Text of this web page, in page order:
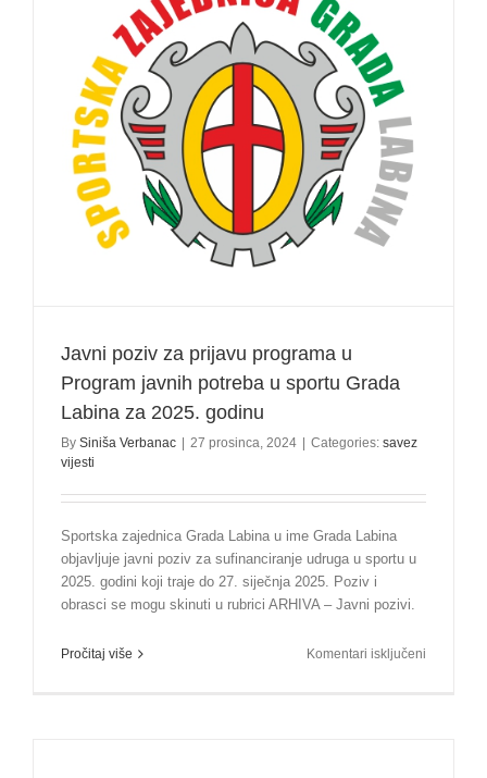
Javni poziv za prijavu programa u
Program javnih potreba u sportu Grada
Labina za 2025. godinu
By Siniša Verbanac | 27 prosinca, 2024 | Categories: savez
vijesti
Sportska zajednica Grada Labina u ime Grada Labina
objavljuje javni poziv za sufinanciranje udruga u sportu u
2025. godini koji traje do 27. siječnja 2025. Poziv i
obrasci se mogu skinuti u rubrici ARHIVA – Javni pozivi.
Pročitaj više Komentari isključeni